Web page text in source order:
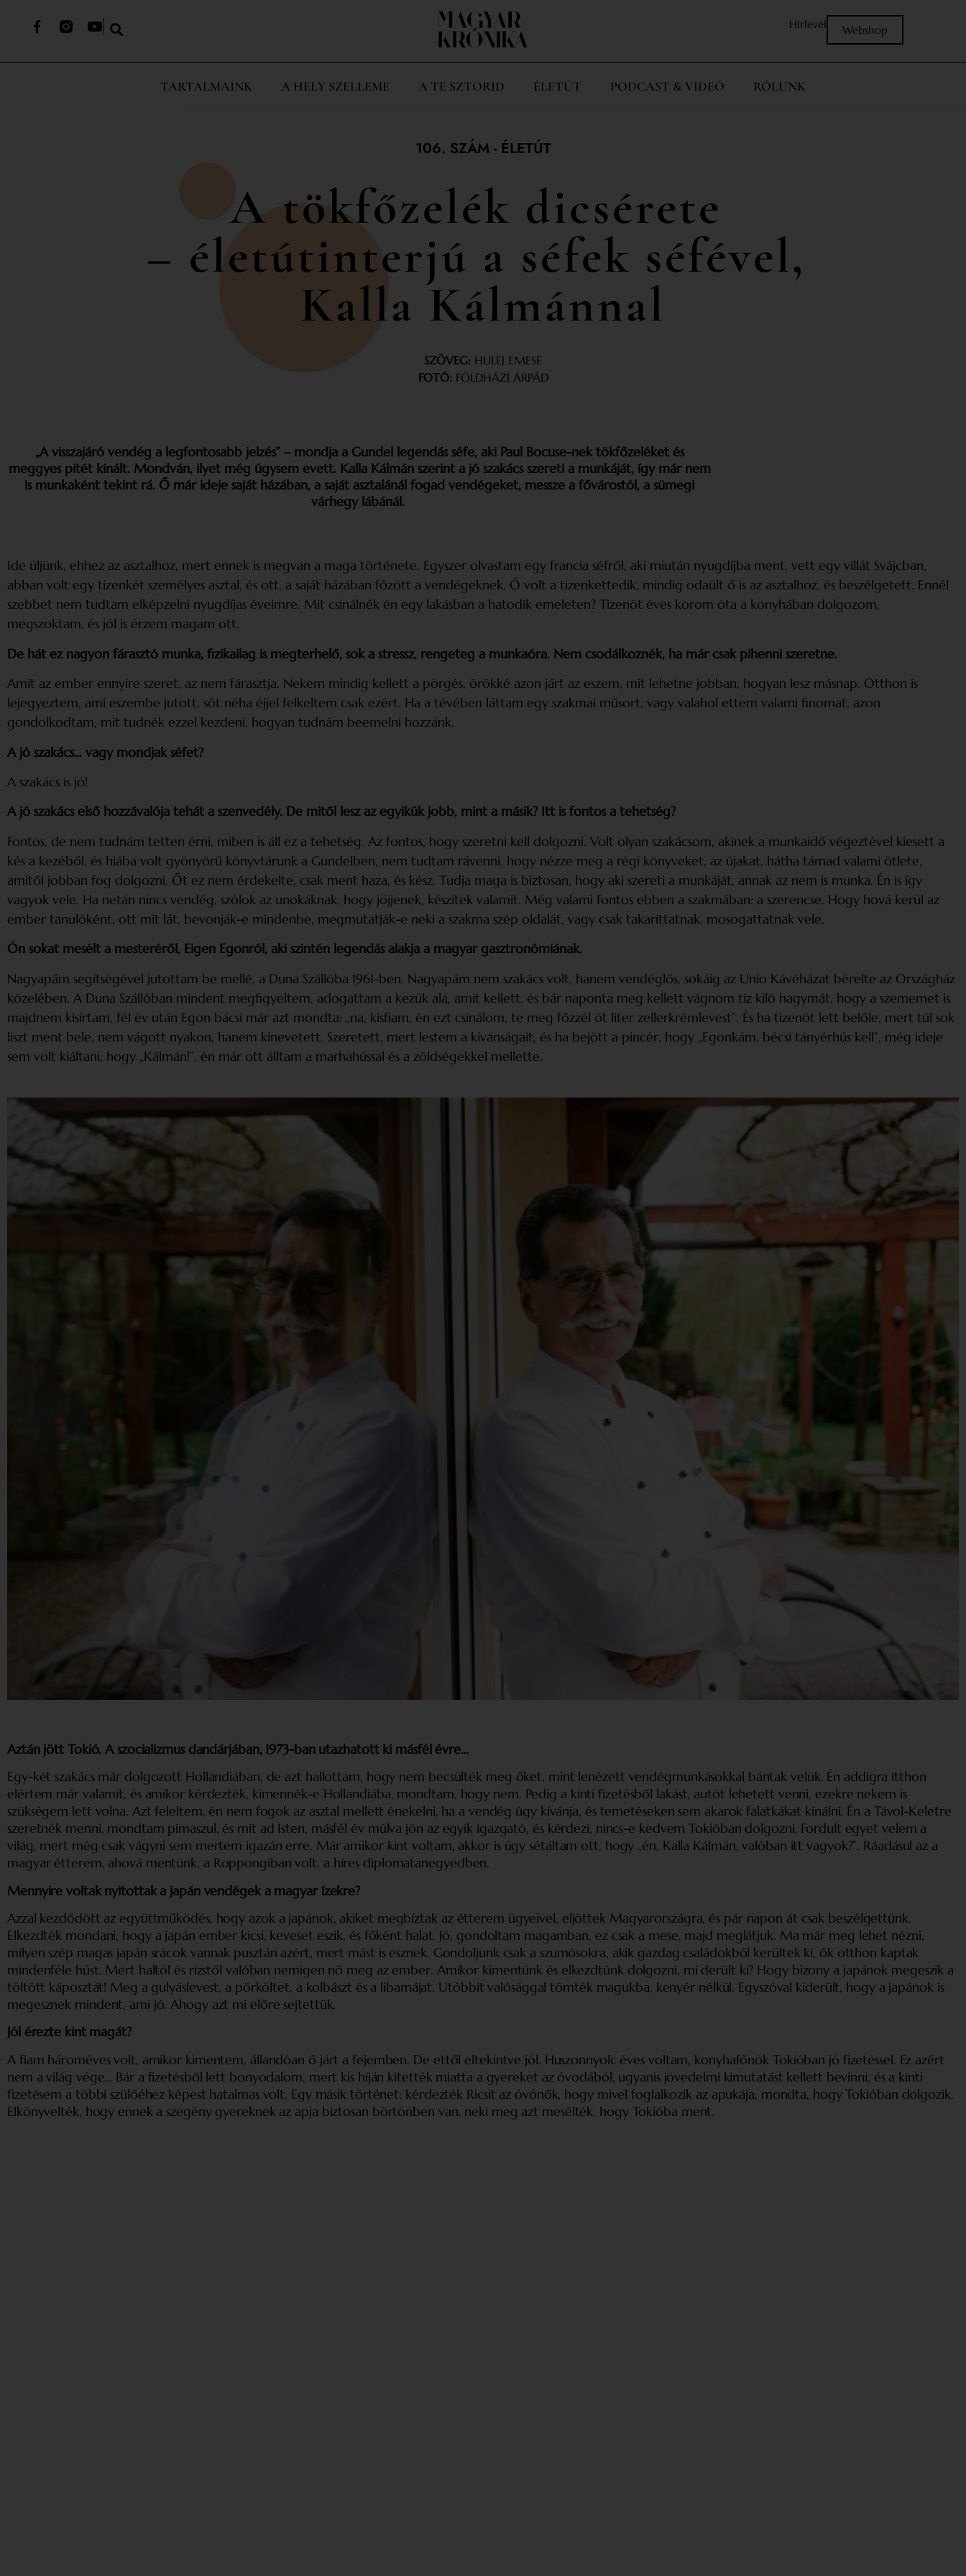
Hírlevél Webshop
TARTALMAINK A HELY SZELLEME A TE SZTORID ÉLETÚT PODCAST & VIDEÓ RÓLUNK
106. SZÁM- ÉLETÚT
A tökfőzelék dicsérete
– életútinterjú a séfek séfével,
Kalla Kálmánnal
SZÖVEG: HULEJ EMESE
FOTÓ: FÖLDHÁZI ÁRPÁD
„A visszajáró vendég a legfontosabb jelzés” – mondja a Gundel legendás séfe, aki Paul Bocuse-nek tökfőzeléket és
meggyes pitét kínált. Mondván, ilyet még úgysem evett. Kalla Kálmán szerint a jó szakács szereti a munkáját, így már nem
is munkaként tekint rá. Ő már ideje saját házában, a saját asztalánál fogad vendégeket, messze a fővárostól, a sümegi
várhegy lábánál.
Ide üljünk, ehhez az asztalhoz, mert ennek is megvan a maga története. Egyszer olvastam egy francia séfről, aki miután nyugdíjba ment, vett egy villát Svájcban,
abban volt egy tizenkét személyes asztal, és ott, a saját házában főzött a vendégeknek. Ő volt a tizenkettedik, mindig odaült ő is az asztalhoz, és beszélgetett. Ennél
szebbet nem tudtam elképzelni nyugdíjas éveimre. Mit csinálnék én egy lakásban a hatodik emeleten? Tizenöt éves korom óta a konyhában dolgozom,
megszoktam, és jól is érzem magam ott.
De hát ez nagyon fárasztó munka, fizikailag is megterhelő, sok a stressz, rengeteg a munkaóra. Nem csodálkoznék, ha már csak pihenni szeretne.
Amit az ember ennyire szeret, az nem fárasztja. Nekem mindig kellett a pörgés, örökké azon járt az eszem, mit lehetne jobban, hogyan lesz másnap. Otthon is
lejegyeztem, ami eszembe jutott, sőt néha éjjel felkeltem csak ezért. Ha a tévében láttam egy szakmai műsort, vagy valahol ettem valami finomat, azon
gondolkodtam, mit tudnék ezzel kezdeni, hogyan tudnám beemelni hozzánk.
A jó szakács… vagy mondjak séfet?
A szakács is jó!
A jó szakács első hozzávalója tehát a szenvedély. De mitől lesz az egyikük jobb, mint a másik? Itt is fontos a tehetség?
Fontos, de nem tudnám tetten érni, miben is áll ez a tehetség. Az fontos, hogy szeretni kell dolgozni. Volt olyan szakácsom, akinek a munkaidő végeztével kiesett a
kés a kezéből, és hiába volt gyönyörű könyvtárunk a Gundelben, nem tudtam rávenni, hogy nézze meg a régi könyveket, az újakat, hátha támad valami ötlete,
amitől jobban fog dolgozni. Őt ez nem érdekelte, csak ment haza, és kész. Tudja maga is biztosan, hogy aki szereti a munkáját, annak az nem is munka. Én is így
vagyok vele. Ha netán nincs vendég, szólok az unokáknak, hogy jöjjenek, készítek valamit. Még valami fontos ebben a szakmában: a szerencse. Hogy hová kerül az
ember tanulóként, ott mit lát, bevonják-e mindenbe, megmutatják-e neki a szakma szép oldalát, vagy csak takaríttatnak, mosogattatnak vele.
Ön sokat mesélt a mesteréről, Eigen Egonról, aki szintén legendás alakja a magyar gasztronó­miának.
Nagyapám segítségével jutottam be mellé, a Duna Szállóba 1961-ben. Nagyapám nem szakács volt, hanem vendéglős, sokáig az Unio Kávéházat bérelte az Országház
közelében. A Duna Szállóban mindent megfigyeltem, adogattam a kezük alá, amit kellett, és bár naponta meg kellett vágnom tíz kiló hagymát, hogy a szememet is
majdnem kisírtam, fél év után Egon bácsi már azt mondta: „na, kisfiam, én ezt csinálom, te meg főzzél öt liter zellerkrémlevest”. És ha tizenöt lett belőle, mert túl sok
liszt ment bele, nem vágott nyakon, hanem kinevetett. Szeretett, mert lestem a kívánságait, és ha bejött a pincér, hogy „Egonkám, bécsi tányérhús kell”, még ideje
sem volt kiáltani, hogy „Kálmán!”, én már ott álltam a marhahússal és a zöldségekkel mellette.
Aztán jött Tokió. A szocializmus dandárjában, 1973-ban utazhatott ki másfél évre…
Egy-két szakács már dolgozott Hollandiában, de azt hallottam, hogy nem becsülték meg őket, mint lenézett vendégmunkásokkal bántak velük. Én addigra itthon
elértem már valamit, és amikor kérdezték, kimennék-e Hollandiába, mondtam, hogy nem. Pedig a kinti fizetésből lakást, autót lehetett venni, ezekre nekem is
szükségem lett volna. Azt feleltem, én nem fogok az asztal mellett énekelni, ha a vendég úgy kívánja, és temetéseken sem akarok falatkákat kínálni. Én a Távol-Keletre
szeretnék menni, mondtam pimaszul, és mit ad Isten, másfél év múlva jön az egyik igazgató, és kérdezi, nincs-e kedvem Tokióban dolgozni. Fordult egyet velem a
világ, mert még csak vágyni sem mertem igazán erre. Már amikor kint voltam, akkor is úgy sétáltam ott, hogy „én, Kalla Kálmán, valóban itt vagyok?”. Ráadásul az a
magyar étterem, ahová mentünk, a Roppongiban volt, a híres diplomata­negyedben.
Mennyire voltak nyitottak a japán vendégek a magyar ízekre?
Azzal kezdődött az együttműködés, hogy azok a japánok, akiket megbíztak az étterem ügyeivel, eljöttek Magyarországra, és pár napon át csak beszélgettünk.
Elkezdték mondani, hogy a japán ember kicsi, keveset eszik, és főként halat. Jó, gondoltam magamban, ez csak a mese, majd meglátjuk. Ma már meg lehet nézni,
milyen szép magas japán srácok vannak pusztán azért, mert mást is esznek. Gondoljunk csak a szumósokra, akik gazdag családokból kerültek ki, ők otthon kaptak
mindenféle húst. Mert haltól és rizstől valóban nemigen nő meg az ember. Amikor kimentünk és elkezdtünk dolgozni, mi derült ki? Hogy bizony a japánok megeszik a
töltött káposztát! Meg a gulyáslevest, a pörköltet, a kolbászt és a libamájat. Utóbbit valósággal tömték magukba, kenyér nélkül. Egyszóval kiderült, hogy a japánok is
megesznek mindent, ami jó. Ahogy azt mi előre sejtettük.
Jól érezte kint magát?
A fiam hároméves volt, amikor kimentem, állandóan ő járt a fejemben. De ettől eltekintve jól. Huszon­nyolc éves voltam, konyhafőnök Tokióban jó fizetéssel. Ez azért
nem a világ vége… Bár a fizetésből lett bonyodalom, mert kis híján kitették miatta a gyereket az óvodából, ugyanis jövedelmi kimutatást kellett bevinni, és a kinti
fizetésem a többi szülőéhez képest hatalmas volt. Egy másik történet: kérdezték Ricsit az óvónők, hogy mivel foglalkozik az apukája, mondta, hogy Tokióban dolgozik.
Elkönyvelték, hogy ennek a szegény gyereknek az apja biztosan börtönben van, neki meg azt mesélték, hogy Tokióba ment.